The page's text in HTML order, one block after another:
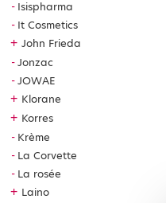
Isispharma
It Cosmetics
+ John Frieda
Jonzac
JOWAE
+ Klorane
+ Korres
Krème
La Corvette
La rosée
+ Laino